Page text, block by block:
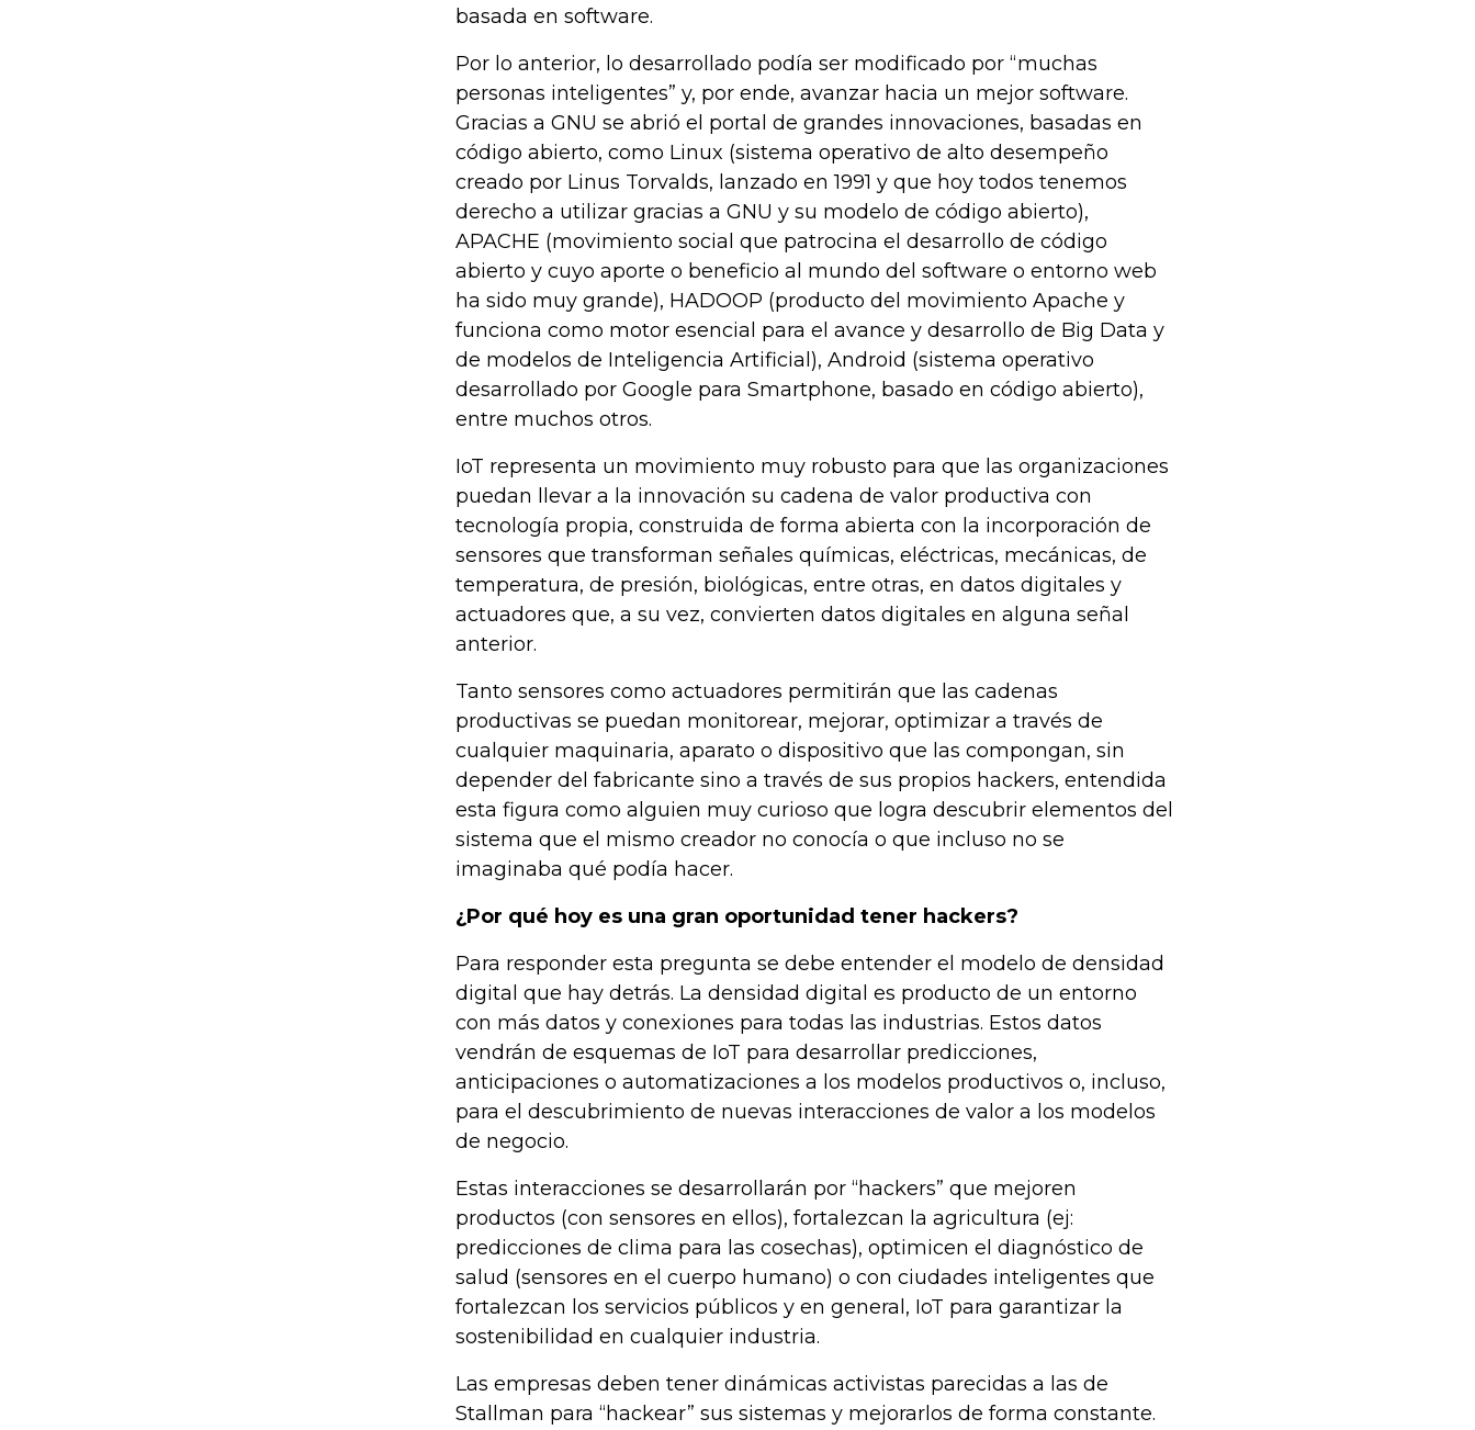
basada en software.
Por lo anterior, lo desarrollado podía ser modificado por “muchas
personas inteligentes” y, por ende, avanzar hacia un mejor software.
Gracias a GNU se abrió el portal de grandes innovaciones, basadas en
código abierto, como Linux (sistema operativo de alto desempeño
creado por Linus Torvalds, lanzado en 1991 y que hoy todos tenemos
derecho a utilizar gracias a GNU y su modelo de código abierto),
APACHE (movimiento social que patrocina el desarrollo de código
abierto y cuyo aporte o beneficio al mundo del software o entorno web
ha sido muy grande), HADOOP (producto del movimiento Apache y
funciona como motor esencial para el avance y desarrollo de Big Data y
de modelos de Inteligencia Artificial), Android (sistema operativo
desarrollado por Google para Smartphone, basado en código abierto),
entre muchos otros.
IoT representa un movimiento muy robusto para que las organizaciones
puedan llevar a la innovación su cadena de valor productiva con
tecnología propia, construida de forma abierta con la incorporación de
sensores que transforman señales químicas, eléctricas, mecánicas, de
temperatura, de presión, biológicas, entre otras, en datos digitales y
actuadores que, a su vez, convierten datos digitales en alguna señal
anterior.
Tanto sensores como actuadores permitirán que las cadenas
productivas se puedan monitorear, mejorar, optimizar a través de
cualquier maquinaria, aparato o dispositivo que las compongan, sin
depender del fabricante sino a través de sus propios hackers, entendida
esta figura como alguien muy curioso que logra descubrir elementos del
sistema que el mismo creador no conocía o que incluso no se
imaginaba qué podía hacer.
¿Por qué hoy es una gran oportunidad tener hackers?
Para responder esta pregunta se debe entender el modelo de densidad
digital que hay detrás. La densidad digital es producto de un entorno
con más datos y conexiones para todas las industrias. Estos datos
vendrán de esquemas de IoT para desarrollar predicciones,
anticipaciones o automatizaciones a los modelos productivos o, incluso,
para el descubrimiento de nuevas interacciones de valor a los modelos
de negocio.
Estas interacciones se desarrollarán por “hackers” que mejoren
productos (con sensores en ellos), fortalezcan la agricultura (ej:
predicciones de clima para las cosechas), optimicen el diagnóstico de
salud (sensores en el cuerpo humano) o con ciudades inteligentes que
fortalezcan los servicios públicos y en general, IoT para garantizar la
sostenibilidad en cualquier industria.
Las empresas deben tener dinámicas activistas parecidas a las de
Stallman para “hackear” sus sistemas y mejorarlos de forma constante.